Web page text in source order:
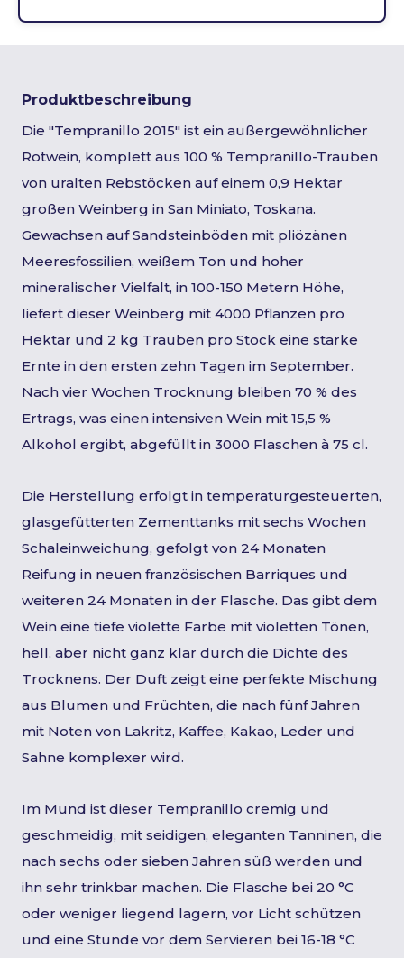
Produktbeschreibung
Die "Tempranillo 2015" ist ein außergewöhnlicher
Rotwein, komplett aus 100 % Tempranillo-Trauben
von uralten Rebstöcken auf einem 0,9 Hektar
großen Weinberg in San Miniato, Toskana.
Gewachsen auf Sandsteinböden mit pliözänen
Meeresfossilien, weißem Ton und hoher
mineralischer Vielfalt, in 100-150 Metern Höhe,
liefert dieser Weinberg mit 4000 Pflanzen pro
Hektar und 2 kg Trauben pro Stock eine starke
Ernte in den ersten zehn Tagen im September.
Nach vier Wochen Trocknung bleiben 70 % des
Ertrags, was einen intensiven Wein mit 15,5 %
Alkohol ergibt, abgefüllt in 3000 Flaschen à 75 cl.
Die Herstellung erfolgt in temperaturgesteuerten,
glasgefütterten Zementtanks mit sechs Wochen
Schaleinweichung, gefolgt von 24 Monaten
Reifung in neuen französischen Barriques und
weiteren 24 Monaten in der Flasche. Das gibt dem
Wein eine tiefe violette Farbe mit violetten Tönen,
hell, aber nicht ganz klar durch die Dichte des
Trocknens. Der Duft zeigt eine perfekte Mischung
aus Blumen und Früchten, die nach fünf Jahren
mit Noten von Lakritz, Kaffee, Kakao, Leder und
Sahne komplexer wird.
Im Mund ist dieser Tempranillo cremig und
geschmeidig, mit seidigen, eleganten Tanninen, die
nach sechs oder sieben Jahren süß werden und
ihn sehr trinkbar machen. Die Flasche bei 20 °C
oder weniger liegend lagern, vor Licht schützen
und eine Stunde vor dem Servieren bei 16-18 °C